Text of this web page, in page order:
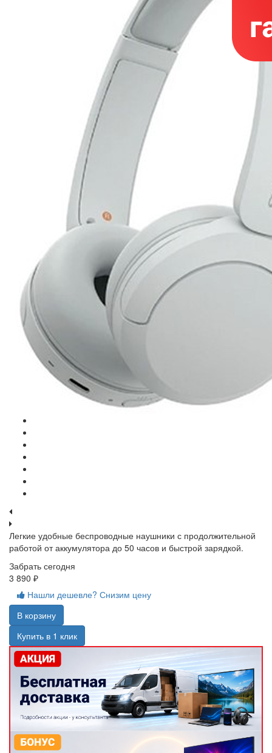
Легкие удобные беспроводные наушники с продолжительной
работой от аккумулятора до 50 часов и быстрой зарядкой.
Забрать сегодня
3 890 ₽
Нашли дешевле? Снизим цену
В корзину
Купить в 1 клик